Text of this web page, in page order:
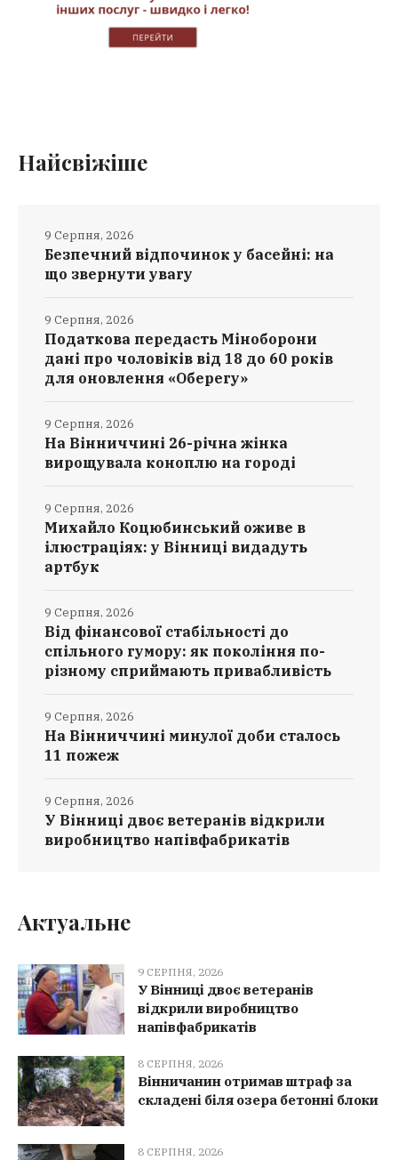
Найсвіжіше
Безпечний відпочинок у басейні: на
що звернути увагу
9 Серпня, 2026
Податкова передасть Міноборони
дані про чоловіків від 18 до 60 років
для оновлення «Оберегу»
9 Серпня, 2026
На Вінниччині 26-річна жінка
вирощувала коноплю на городі
9 Серпня, 2026
Михайло Коцюбинський оживе в
ілюстраціях: у Вінниці видадуть
артбук
9 Серпня, 2026
Від фінансової стабільності до
спільного гумору: як покоління по-
різному сприймають привабливість
9 Серпня, 2026
На Вінниччині минулої доби сталось
11 пожеж
9 Серпня, 2026
У Вінниці двоє ветеранів відкрили
виробництво напівфабрикатів
9 Серпня, 2026
Актуальне
9 СЕРПНЯ, 2026
У Вінниці двоє ветеранів
відкрили виробництво
напівфабрикатів
8 СЕРПНЯ, 2026
Вінничанин отримав штраф за
складені біля озера бетонні блоки
8 СЕРПНЯ, 2026